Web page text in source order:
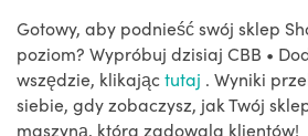
Gotowy, aby podnieść swój sklep
poziom? Wypróbuj dzisiaj CBB •
wszędzie, klikająctutaj . Wyniki
siebie, gdy zobaczysz, jak Twój
maszyną, która zadowala klientów!